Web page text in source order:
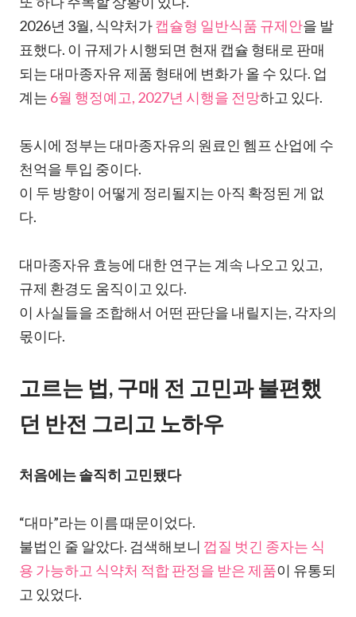
2026년 3월, 식약처가캡슐형 일반식품 규제안을 발
표했다. 이 규제가 시행되면 현재 캡슐 형태로 판매
되는 대마종자유 제품 형태에 변화가 올 수 있다. 업
계는 6월 행정예고, 2027년 시행을 전망하고 있다.
동시에 정부는 대마종자유의 원료인 헴프 산업에 수
천억을 투입 중이다.
이 두 방향이 어떻게 정리될지는 아직 확정된 게 없
다.
대마종자유 효능에 대한 연구는 계속 나오고 있고,
규제 환경도 움직이고 있다.
이 사실들을 조합해서 어떤 판단을 내릴지는, 각자의
몫이다.
고르는 법, 구매 전 고민과 불편했
던 반전 그리고 노하우
처음에는 솔직히 고민됐다
“대마”라는 이름 때문이었다.
불법인 줄 알았다. 검색해보니 껍질 벗긴 종자는 식
용 가능하고 식약처 적합 판정을 받은 제품이 유통되
고 있었다.